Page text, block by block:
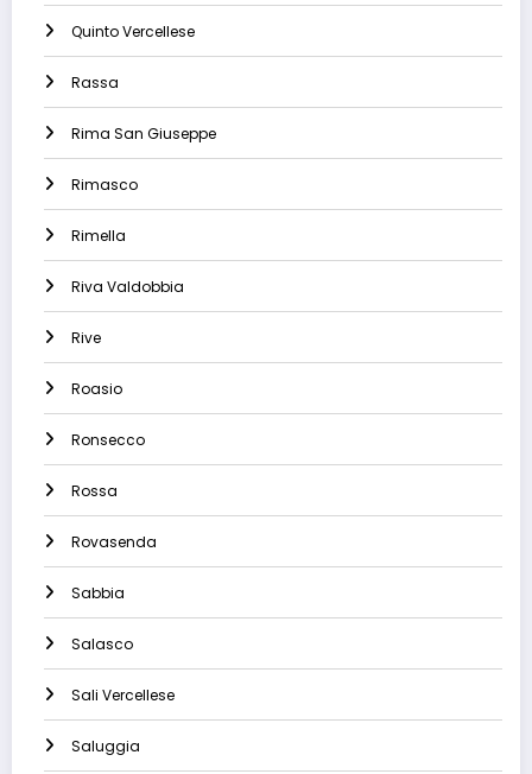
Quinto Vercellese
Rassa
Rima San Giuseppe
Rimasco
Rimella
Riva Valdobbia
Rive
Roasio
Ronsecco
Rossa
Rovasenda
Sabbia
Salasco
Sali Vercellese
Saluggia